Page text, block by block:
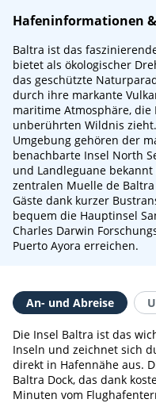
Hafeninformationen
Baltra ist das
bietet als ökologischer
das geschützte
durch ihre markante
maritime Atmosphäre,
unberührten Wildnis
Umgebung gehören der
benachbarte Insel North
und Landleguane
zentralen Muelle de
Gäste dank kurzer
bequem die Hauptinsel
Charles Darwin
Puerto Ayora erreichen.
An- und Abreise
Die Insel Baltra ist das
Inseln und zeichnet sich
direkt in Hafennähe aus.
Baltra Dock, das dank
Minuten vom